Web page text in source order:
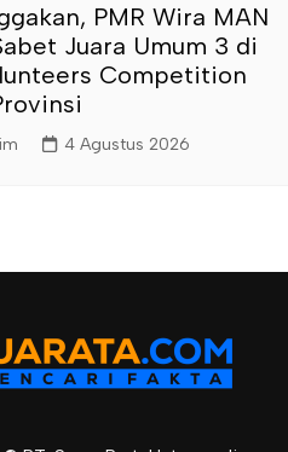
PMR Wira MAN
Juara Umum 3 di
Competition
4 Agustus 2026